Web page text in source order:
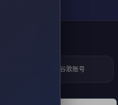
苹果&谷歌账号